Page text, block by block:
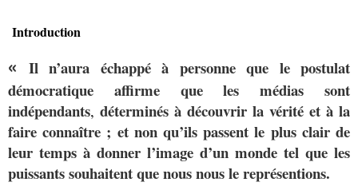
Introduction
« Il n’aura échappé à personne que le postulat
démocratique affirme que les médias sont
indépendants, déterminés à découvrir la vérité et à la
faire connaître ; et non qu’ils passent le plus clair de
leur temps à donner l’image d’un monde tel que les
puissants souhaitent que nous nous le représentions.